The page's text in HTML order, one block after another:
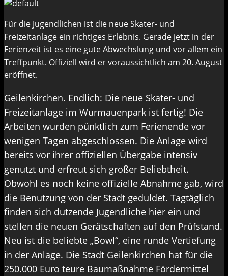
Für die Jugendlichen ist die neue Skater- und
Freizeitanlage ein richtiges Erlebnis. Gerade jetzt in der
Ferienzeit ist es eine gute Abwechslung und vor allem ein
Treffpunkt. Offiziell wird er voraussichtlich am 20. August
eröffnet.
Geilenkirchen. Endlich: Die neue Skater- und
Freizeitanlage im Wurmauenpark ist fertig! Die
Arbeiten wurden pünktlich zum Ferienende vor
wenigen Tagen abgeschlossen. Die Anlage wird
bereits vor ihrer offiziellen Übergabe intensiv
genutzt und erfreut sich großer Beliebtheit.
Obwohl es noch keine offizielle Abnahme gab, wird
die Benutzung von der Stadt geduldet. Tagtäglich
finden sich dutzende Jugendliche hier ein und
stellen die neuen Gerätschaften auf den Prüfstand.
Neu ist die beliebte „Bowl“, eine runde Vertiefung
in der Anlage. Die Stadt Geilenkirchen hat für die
250.000 Euro teure Baumaßnahme Fördermittel